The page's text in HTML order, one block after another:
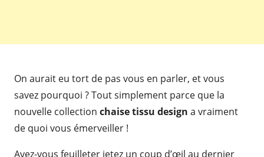
On aurait eu tort de pas vous en parler, et vous
savez pourquoi ? Tout simplement parce que la
nouvelle collection chaise tissu design a vraiment
de quoi vous émerveiller !
Avez-vous feuilleter jetez un coup d’œil au dernier